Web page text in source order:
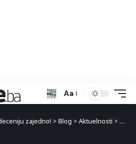
Aa
zajedno! > Blog > Aktuelnosti >